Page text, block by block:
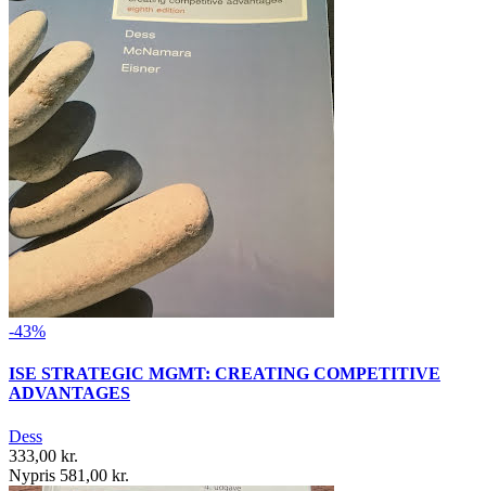
-43%
ISE STRATEGIC MGMT: CREATING COMPETITIVE
ADVANTAGES
Dess
333,00 kr.
Nypris 581,00 kr.